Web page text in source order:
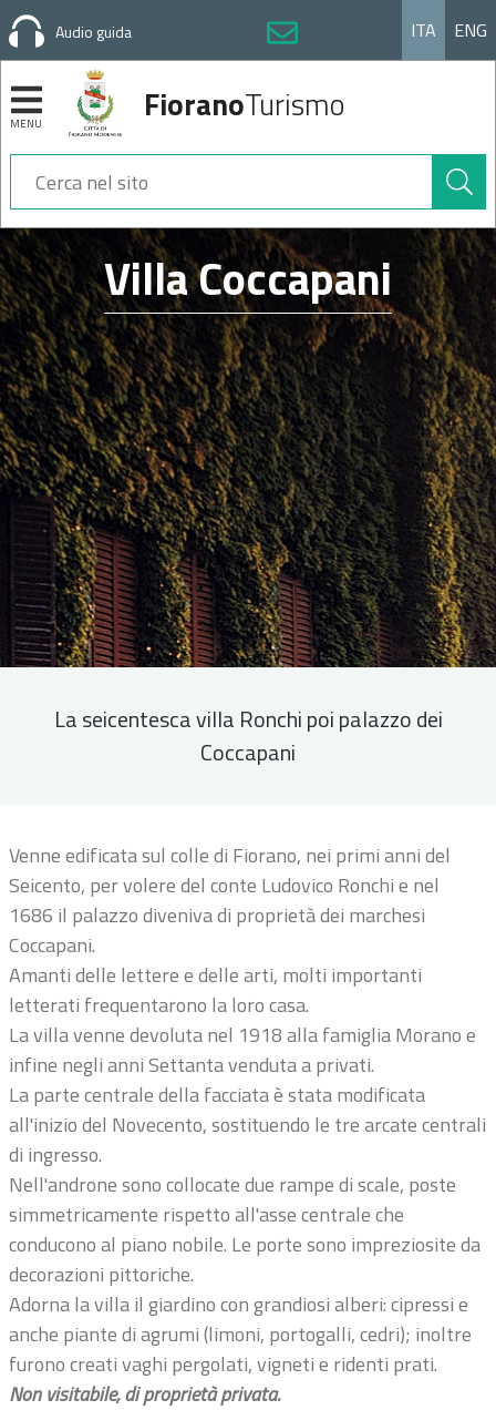
Audio guida ITA ENG
MENU FioranoTurismo
Cerca
nel
sito
Sezioni
Villa Coccapani
La seicentesca villa Ronchi poi palazzo dei
Coccapani
Venne edificata sul colle di Fiorano, nei primi anni del
Seicento, per volere del conte Ludovico Ronchi e nel
1686 il palazzo diveniva di proprietà dei marchesi
Coccapani.
Amanti delle lettere e delle arti, molti importanti
letterati frequentarono la loro casa.
La villa venne devoluta nel 1918 alla famiglia Morano e
infine negli anni Settanta venduta a privati.
La parte centrale della facciata è stata modificata
all'inizio del Novecento, sostituendo le tre arcate centrali
di ingresso.
Nell'androne sono collocate due rampe di scale, poste
simmetricamente rispetto all'asse centrale che
conducono al piano nobile. Le porte sono impreziosite da
decorazioni pittoriche.
Adorna la villa il giardino con grandiosi alberi: cipressi e
anche piante di agrumi (limoni, portogalli, cedri); inoltre
furono creati vaghi pergolati, vigneti e ridenti prati.
Non visitabile, di proprietà privata.